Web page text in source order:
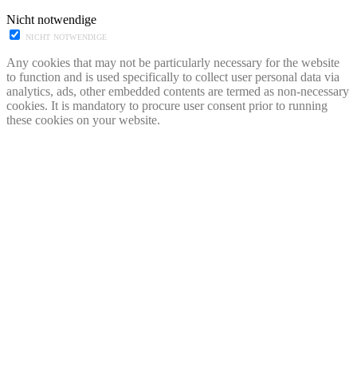
Nicht notwendige
NICHT NOTWENDIGE
Any cookies that may not be particularly necessary for the website
to function and is used specifically to collect user personal data via
analytics, ads, other embedded contents are termed as non-necessary
cookies. It is mandatory to procure user consent prior to running
these cookies on your website.